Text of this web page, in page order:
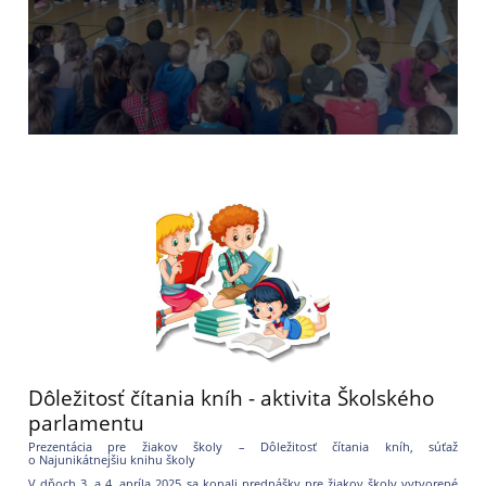
Dôležitosť čítania kníh - aktivita Školského
parlamentu
Prezentácia pre žiakov školy – Dôležitosť čítania kníh, súťaž
o Najunikátnejšiu knihu školy